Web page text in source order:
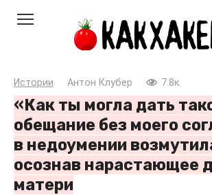
Истории Антон Клубер 7.8к.
«Как ты могла дать
обещание без моего
в недоумении
осознав нарастающее
матери